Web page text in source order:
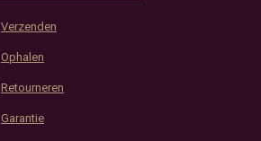
Verzenden
Ophalen
Retourneren
Garantie